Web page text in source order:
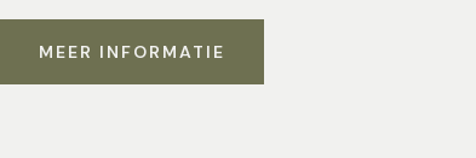
MEER INFORMATIE